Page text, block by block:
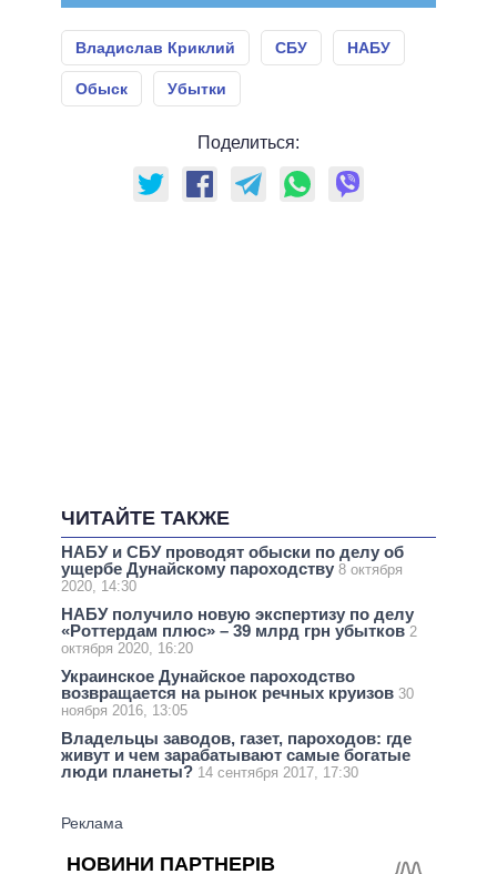
Владислав Криклий СБУ НАБУ
Обыск Убытки
Поделиться:
ЧИТАЙТЕ ТАКЖЕ
НАБУ и СБУ проводят обыски по делу об
ущербе Дунайскому пароходству 8 октября
2020, 14:30
НАБУ получило новую экспертизу по делу
«Роттердам плюс» – 39 млрд грн убытков 2
октября 2020, 16:20
Украинское Дунайское пароходство
возвращается на рынок речных круизов 30
ноября 2016, 13:05
Владельцы заводов, газет, пароходов: где
живут и чем зарабатывают самые богатые
люди планеты? 14 сентября 2017, 17:30